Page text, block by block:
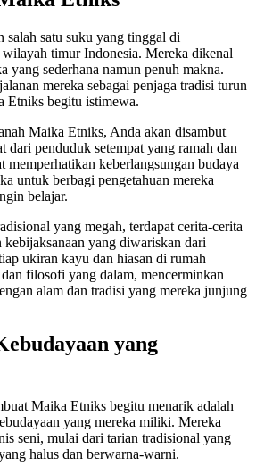
salah satu suku yang tinggal di
timur Indonesia. Mereka dikenal
yang sederhana namun penuh makna.
mereka sebagai penjaga tradisi turun
Etniks begitu istimewa.
Maika Etniks, Anda akan disambut
dari penduduk setempat yang ramah dan
memperhatikan keberlangsungan budaya
untuk berbagi pengetahuan mereka
belajar.
yang megah, terdapat cerita-cerita
kebijaksanaan yang diwariskan dari
ukiran kayu dan hiasan di rumah
filosofi yang dalam, mencerminkan
alam dan tradisi yang mereka junjung
yang
Maika Etniks begitu menarik adalah
yang mereka miliki. Mereka
seni, mulai dari tarian tradisional yang
halus dan berwarna-warni.